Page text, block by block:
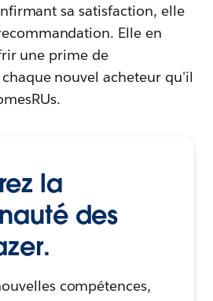
sa satisfaction, elle
Elle en
une prime de
nouvel acheteur qu'il
la
des
compétences,